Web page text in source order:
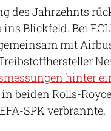
des Jahrzehnts
Blickfeld. Bei
mit
hinter
beiden Rolls-
SPK verbrannte.